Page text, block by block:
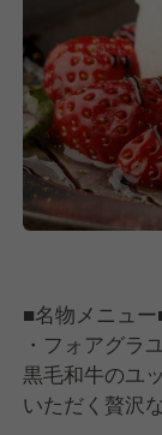
20代や30代の
店長は評価や
可能です♪
実力次第で随
スキルを存分
2017年の創業
勢いを止めな
なって活躍し
す！
一緒にお店を
る方をお待ち
■■□―――仕事
■名物メニュー
・フォアグラ
黒毛和牛のユ
いただく贅沢